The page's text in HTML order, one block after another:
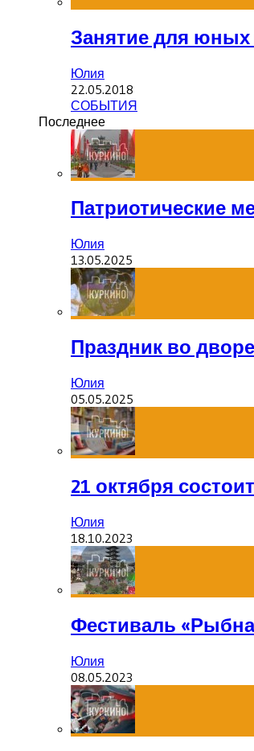
Занятие для юных
Юлия
22.05.2018
СОБЫТИЯ
Последнее
Патриотические
Юлия
13.05.2025
Праздник во
Юлия
05.05.2025
21 октября
Юлия
18.10.2023
Фестиваль
Юлия
08.05.2023